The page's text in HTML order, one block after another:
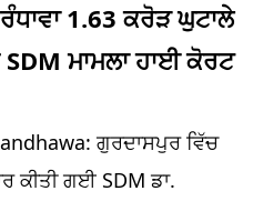
1.63 ਕਰੋੜ ਘੁਟਾਲੇ
ਮਾਮਲਾ ਹਾਈ ਕੋਰਟ
ਗੁਰਦਾਸਪੁਰ ਵਿੱਚ
ਕੀਤੀ ਗਈ SDM ਡਾ.